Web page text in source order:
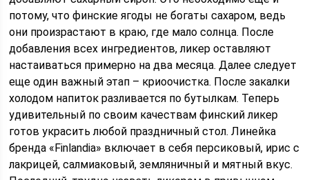
потому, что финские ягоды не богаты сахаром, ведь
они произрастают в краю, где мало солнца. После
добавления всех ингредиентов, ликер оставляют
настаиваться примерно на два месяца. Далее следует
еще один важный этап – криоочистка. После закалки
холодом напиток разливается по бутылкам. Теперь
удивительный по своим качествам финский ликер
готов украсить любой праздничный стол. Линейка
бренда «Finlandiа» включает в себя персиковый, ирис с
лакрицей, салмиаковый, земляничный и мятный вкус.